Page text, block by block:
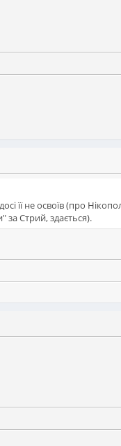
її не освоїв (про
Стрий, здається).